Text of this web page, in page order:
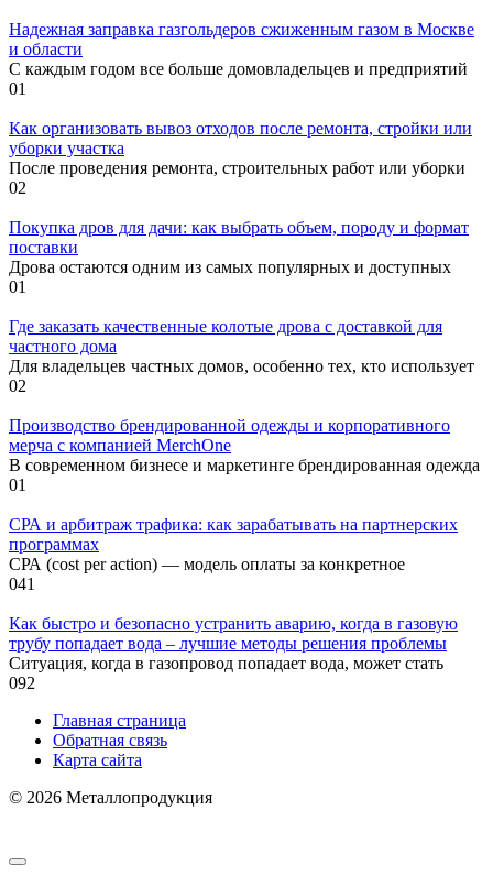
Надежная заправка газгольдеров сжиженным газом в Москве
и области
С каждым годом все больше домовладельцев и предприятий
01
Как организовать вывоз отходов после ремонта, стройки или
уборки участка
После проведения ремонта, строительных работ или уборки
02
Покупка дров для дачи: как выбрать объем, породу и формат
поставки
Дрова остаются одним из самых популярных и доступных
01
Где заказать качественные колотые дрова с доставкой для
частного дома
Для владельцев частных домов, особенно тех, кто использует
02
Производство брендированной одежды и корпоративного
мерча с компанией MerchOne
В современном бизнесе и маркетинге брендированная одежда
01
СРА и арбитраж трафика: как зарабатывать на партнерских
программах
СРА (cost per action) — модель оплаты за конкретное
041
Как быстро и безопасно устранить аварию, когда в газовую
трубу попадает вода – лучшие методы решения проблемы
Ситуация, когда в газопровод попадает вода, может стать
092
Главная страница
Обратная связь
Карта сайта
© 2026 Металлопродукция